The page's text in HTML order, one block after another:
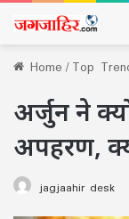
Home/Top
अर्जुन ने
अपहरण,
jagjaahir desk